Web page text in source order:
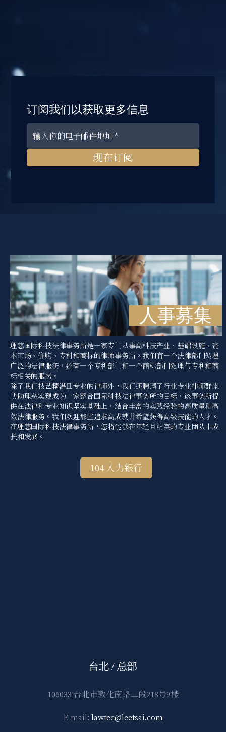
订阅我们以获取更多信息
现在订阅
人事募集
理慈国际科技法律事务所是一家专门从事高科技产业、基础设施、资
本市场、併购、专利和商标的律师事务所。我们有一个法律部门处理
广泛的法律服务，还有一个专利部门和一个商标部门处理与专利和商
标相关的服务。
除了我们技艺精湛且专业的律师外，我们还聘请了行业专业律师群来
协助理慈实现成为一家整合国际科技法律事务所的目标，该事务所提
供在法律和专业知识坚实基础上，结合丰富的实践经验的高质量和高
效法律服务。我们欢迎那些追求高成就并希望获得高级技能的人才。
在理慈国际科技法律事务所，您将能够在年轻且精英的专业团队中成
长和发展。
104 人力银行
台北 / 总部
106033 台北市敦化南路二段218号9楼
E-mail: lawtec@leetsai.com